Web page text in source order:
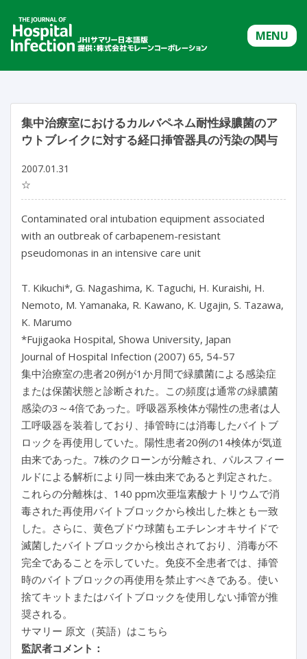
MENU
集中治療室におけるカルバペネム耐性緑膿菌のア
ウトブレイクに対する経口挿管器具の汚染の関与
2007.01.31
☆
Contaminated oral intubation equipment associated
with an outbreak of carbapenem-resistant
pseudomonas in an intensive care unit
T. Kikuchi*, G. Nagashima, K. Taguchi, H. Kuraishi, H.
Nemoto, M. Yamanaka, R. Kawano, K. Ugajin, S. Tazawa,
K. Marumo
*Fujigaoka Hospital, Showa University, Japan
Journal of Hospital Infection (2007) 65, 54-57
集中治療室の患者20例が1か月間で緑膿菌による感染症
または保菌状態と診断された。この頻度は通常の緑膿菌
感染の3～4倍であった。呼吸器系検体が陽性の患者は人
工呼吸器を装着しており、挿管時には消毒したバイトブ
ロックを再使用していた。陽性患者20例の14検体が気道
由来であった。7株のクローンが分離され、パルスフィー
ルドによる解析により同一株由来であると判定された。
これらの分離株は、140 ppm次亜塩素酸ナトリウムで消
毒された再使用バイトブロックから検出した株とも一致
した。さらに、黄色ブドウ球菌もエチレンオキサイドで
滅菌したバイトブロックから検出されており、消毒が不
完全であることを示していた。免疫不全患者では、挿管
時のバイトブロックの再使用を禁止すべきである。使い
捨てキットまたはバイトブロックを使用しない挿管が推
奨される。
サマリー 原文（英語）はこちら
監訳者コメント：